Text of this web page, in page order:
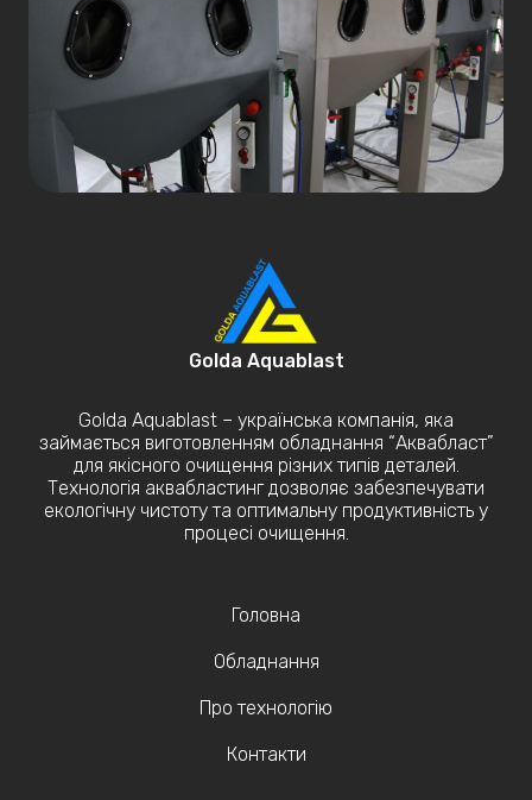
Golda Aquablast
Golda Aquablast – українська компанія, яка
займається виготовленням обладнання “Аквабласт”
для якісного очищення різних типів деталей.
Технологія аквабластинг дозволяє забезпечувати
екологічну чистоту та оптимальну продуктивність у
процесі очищення.
Головна
Обладнання
Про технологію
Контакти